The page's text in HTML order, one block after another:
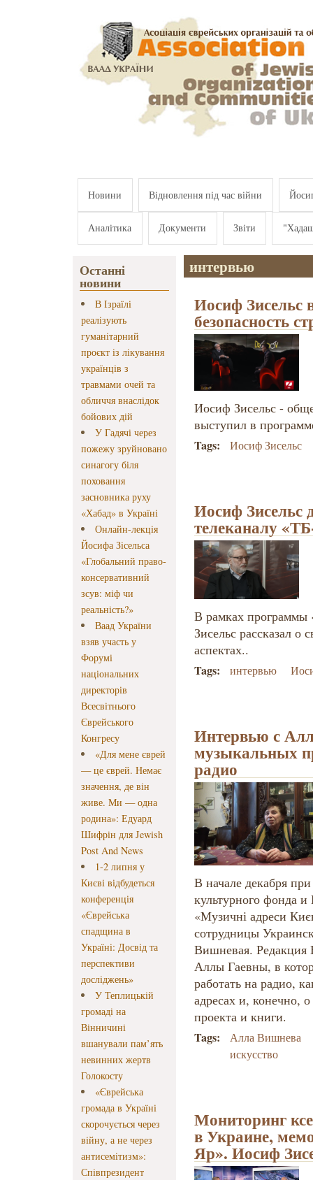
Новини Відновлення під час війни
Аналітика Документи Звіти
Останні
новини
В Ізраїлі
реалізують
гуманітарний
проєкт із лікування
українців з
травмами очей та
обличчя внаслідок
бойових дій
У Гадячі через
пожежу зруйновано
синагогу біля
поховання
засновника руху
«Хабад» в Україні
Онлайн-лекція
Йосифа Зісельса
«Глобальний право-
консервативний
зсув: міф чи
реальність?»
Ваад України
взяв участь у
Форумі
національних
директорів
Всесвітнього
Єврейського
Конгресу
«Для мене єврей
— це єврей. Немає
значення, де він
живе. Ми — одна
родина»: Едуард
Шифрін для Jewish
Post And News
1-2 липня у
Києві відбудеться
конференція
«Єврейська
спадщина в
Україні: Досвід та
перспективи
досліджень»
У Теплицькій
громаді на
Вінничині
вшанували пам’ять
невинних жертв
Голокосту
«Єврейська
громада в Україні
скорочується через
війну, а не через
антисемітизм»:
Співпрезидент
интервью
Иосиф Зисельс
безопасность
Иосиф Зисельс -
выступил в
Tags: Иосиф Зисельс
Иосиф Зисельс
телеканалу
В рамках программы
Зисельс рассказал о
аспектах..
Tags: интервью
Интервью с
музыкальных
радио
В начале декабря
культурного фонда
«Музичні адреси
сотрудницы
Вишневая. Редакция
Аллы Гаевны, в
работать на радио,
адресах и, конечно,
проекта и книги.
Tags:
Алла Вишнева
искусство
Мониторинг
в Украине,
Яр». Иосиф